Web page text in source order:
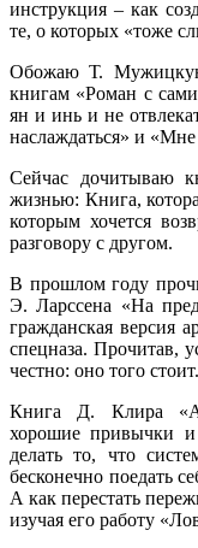
инструкция – как
те, о которых «тоже
Обожаю Т.
книгам «Роман с
ян и инь и не
наслаждаться» и «Мне
Сейчас дочитываю
жизнью: Книга,
которым хочется
разговору с другом.
В прошлом году
Э. Ларссена «На
гражданская версия
спецназа. Прочитав,
честно: оно того
Книга Д. Клира
хорошие привычки и
делать то, что
бесконечно поедать
А как перестать
изучая его работу